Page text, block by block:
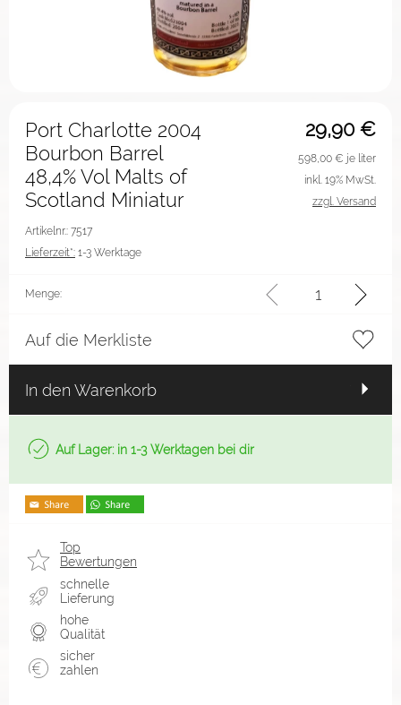
29,90 €
Port Charlotte 2004
Bourbon Barrel
48,4% Vol Malts of
Scotland Miniatur
Artikelnr.: 7517
Lieferzeit*: 1-3 Werktage
598,00 € je liter
inkl. 19% MwSt.
zzgl. Versand
Menge:
Auf die Merkliste
In den Warenkorb
Auf Lager: in 1-3 Werktagen bei dir
Top
Bewertungen
schnelle
Lieferung
hohe
Qualität
sicher
zahlen